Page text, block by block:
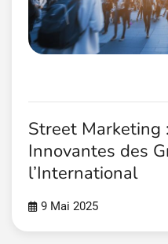
Street Marketing
Innovantes des
l’International
9 Mai 2025